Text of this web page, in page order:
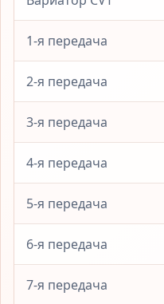
1-я передача
2-я передача
3-я передача
4-я передача
5-я передача
6-я передача
7-я передача